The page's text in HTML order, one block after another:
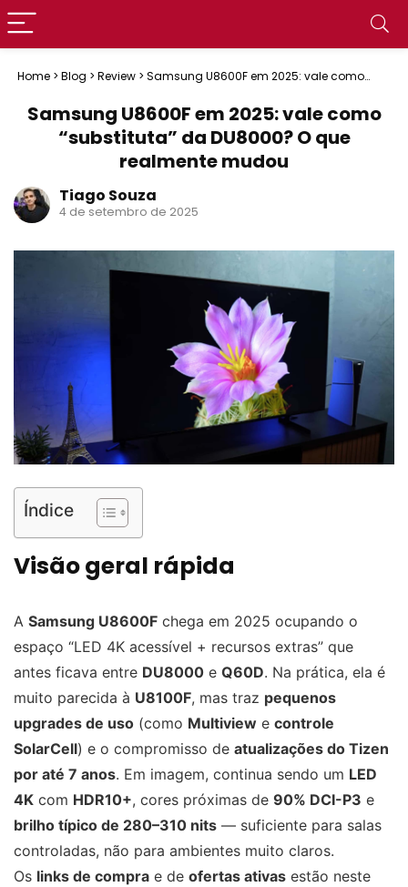
Home > Blog > Review > Samsung U8600F em 2025: vale como
Samsung U8600F em 2025: vale como
“substituta” da DU8000? O que
realmente mudou
Tiago Souza
4 de setembro de 2025
Índice
Visão geral rápida
A Samsung U8600F chega em 2025 ocupando o
espaço “LED 4K acessível + recursos extras” que
antes ficava entre DU8000 e Q60D. Na prática, ela é
muito parecida à U8100F, mas traz pequenos
upgrades de uso (como Multiview e controle
SolarCell) e o compromisso de atualizações do Tizen
por até 7 anos. Em imagem, continua sendo um LED
4K com HDR10+, cores próximas de 90% DCI-P3 e
brilho típico de 280–310 nits — suficiente para salas
controladas, não para ambientes muito claros.
Os links de compra e de ofertas ativas estão neste